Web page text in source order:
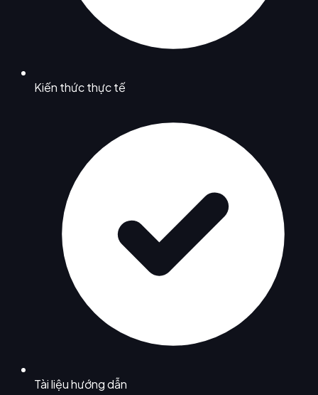
Kiến thức thực tế
Tài liệu hướng dẫn